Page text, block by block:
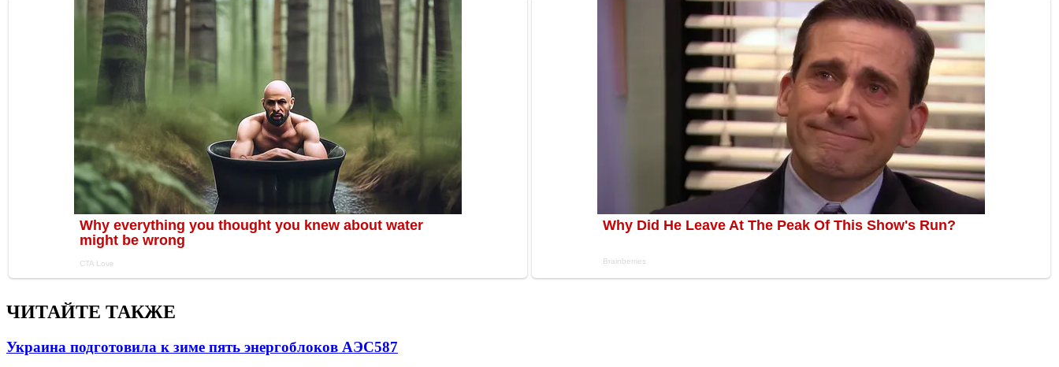
ЧИТАЙТЕ ТАКЖЕ
Украина подготовила к зиме пять энергоблоков АЭС587